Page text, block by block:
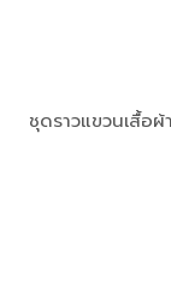
ชุดราวแขวนเสื้อ